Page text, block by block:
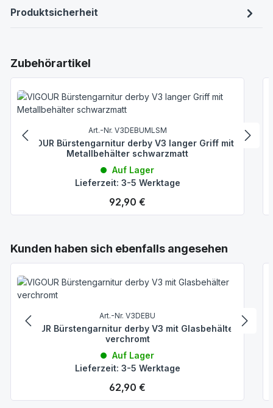
Produktsicherheit
Produktgalerie überspringen
Zubehörartikel
Art.-Nr. V3DEBUMLSM
VIGOUR Bürstengarnitur derby V3 langer Griff mit
Metallbehälter schwarzmatt
Auf Lager
Lieferzeit: 3-5 Werktage
Regulärer Preis:
92,90 €
Produktgalerie überspringen
Kunden haben sich ebenfalls angesehen
Art.-Nr. V3DEBU
VIGOUR Bürstengarnitur derby V3 mit Glasbehälter
verchromt
Auf Lager
Lieferzeit: 3-5 Werktage
Regulärer Preis:
62,90 €